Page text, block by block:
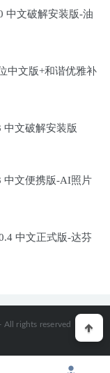
中文破解安装版-油
中文版+和谐优雅补
中文破解安装版
中文便携版-AI照片
中文正式版-达芬
- All rights reserved